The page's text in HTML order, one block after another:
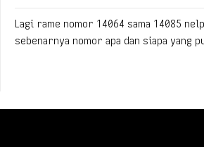
Lagi rame nomor 14064 sama 14085
sebenarnya nomor apa dan siapa yang